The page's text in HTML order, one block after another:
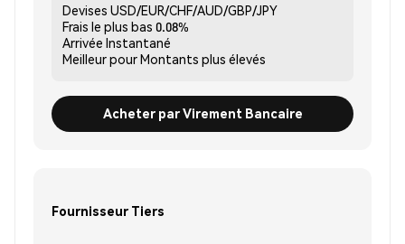
Devises USD/EUR/CHF/AUD/GBP/JPY
Frais le plus bas 0.08%
Arrivée Instantané
Meilleur pourMontants plus élevés
Acheter par Virement Bancaire
Fournisseur Tiers